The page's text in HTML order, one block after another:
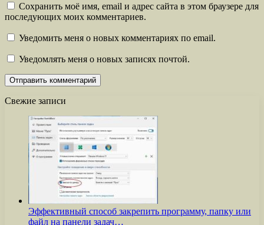
Сохранить моё имя, email и адрес сайта в этом браузере для
последующих моих комментариев.
Уведомить меня о новых комментариях по email.
Уведомлять меня о новых записях почтой.
Свежие записи
Эффективный способ закрепить программу, папку или
файл на панели задач…